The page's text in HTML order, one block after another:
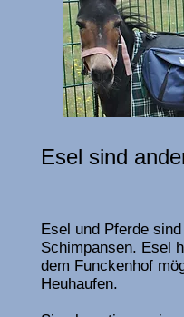
Esel sind
Esel und Pferde
Schimpansen. Esel
dem Funckenhof
Heuhaufen.